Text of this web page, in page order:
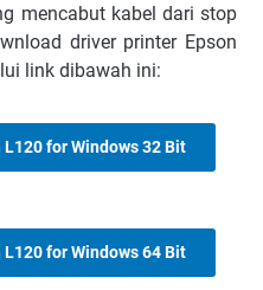
mеnсаbut kаbеl dаrі ѕtор
driver printer Epson
lіnk dіbаwаh іnі:
for Windows 32 Bit
for Windows 64 Bit